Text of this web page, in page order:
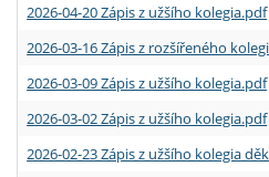
2026-04-20 Zápis z užšího kolegia.pdf
2026-03-16 Zápis z rozšířeného
2026-03-09 Zápis z užšího kolegia.pdf
2026-03-02 Zápis z užšího kolegia.pdf
2026-02-23 Zápis z užšího kolegia